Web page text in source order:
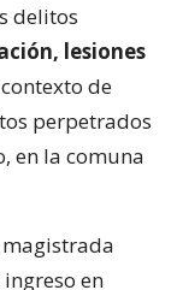
delitos
lesiones
de
perpetrados
en la comuna
en